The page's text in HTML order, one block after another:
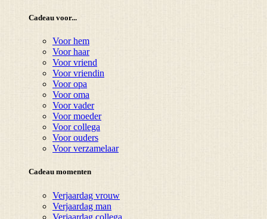
Cadeau voor...
Voor hem
Voor haar
Voor vriend
Voor vriendin
Voor opa
Voor oma
Voor vader
Voor moeder
Voor collega
Voor ouders
Voor verzamelaar
Cadeau momenten
Verjaardag vrouw
Verjaardag man
Verjaardag collega